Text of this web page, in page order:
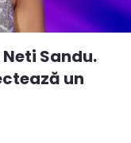
Sandu.
un